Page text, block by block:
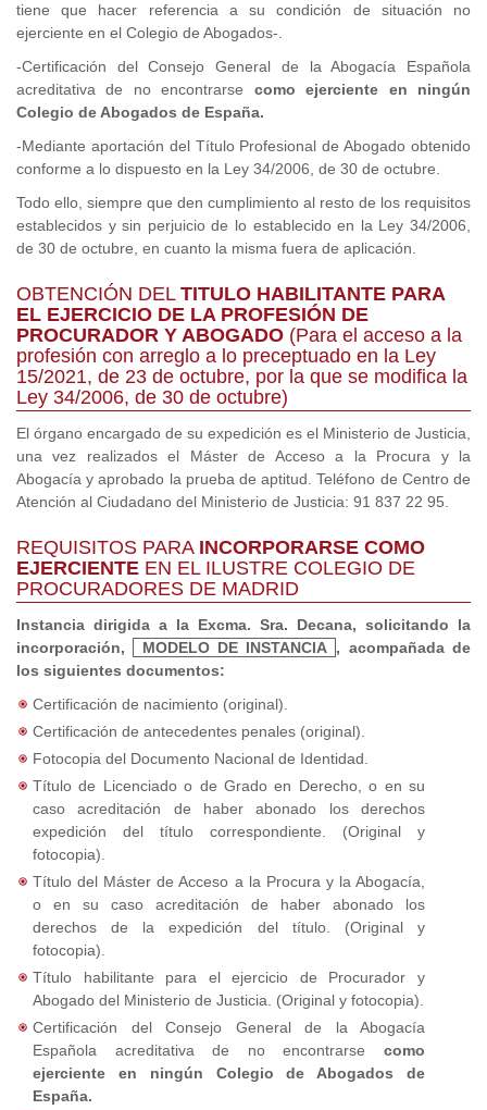
tiene que hacer referencia a su condición de situación no
ejerciente en el Colegio de Abogados-.
-Certificación del Consejo General de la Abogacía Española
acreditativa de no encontrarse como ejerciente en ningún
Colegio de Abogados de España.
-Mediante aportación del Título Profesional de Abogado obtenido
conforme a lo dispuesto en la Ley 34/2006, de 30 de octubre.
Todo ello, siempre que den cumplimiento al resto de los requisitos
establecidos y sin perjuicio de lo establecido en la Ley 34/2006,
de 30 de octubre, en cuanto la misma fuera de aplicación.
OBTENCIÓN DEL TITULO HABILITANTE PARA
EL EJERCICIO DE LA PROFESIÓN DE
PROCURADOR Y ABOGADO (Para el acceso a la
profesión con arreglo a lo preceptuado en la Ley
15/2021, de 23 de octubre, por la que se modifica la
Ley 34/2006, de 30 de octubre)
El órgano encargado de su expedición es el Ministerio de Justicia,
una vez realizados el Máster de Acceso a la Procura y la
Abogacía y aprobado la prueba de aptitud. Teléfono de Centro de
Atención al Ciudadano del Ministerio de Justicia: 91 837 22 95.
REQUISITOS PARA INCORPORARSE COMO
EJERCIENTE EN EL ILUSTRE COLEGIO DE
PROCURADORES DE MADRID
Instancia dirigida a la Excma. Sra. Decana, solicitando la
incorporación,
MODELO DE INSTANCIA , acompañada de
los siguientes documentos:
Certificación de nacimiento (original).
Certificación de antecedentes penales (original).
Fotocopia del Documento Nacional de Identidad.
Título de Licenciado o de Grado en Derecho, o en su
caso acreditación de haber abonado los derechos
expedición del título correspondiente. (Original y
fotocopia).
Título del Máster de Acceso a la Procura y la Abogacía,
o en su caso acreditación de haber abonado los
derechos de la expedición del título. (Original y
fotocopia).
Título habilitante para el ejercicio de Procurador y
Abogado del Ministerio de Justicia. (Original y fotocopia).
Certificación del Consejo General de la Abogacía
Española acreditativa de no encontrarse como
ejerciente en ningún Colegio de Abogados de
España.